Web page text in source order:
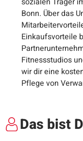
Bonn. Über das
Einkaufsvorteile
Fitnessstudios
wir dir eine
Pflege von
Das bist